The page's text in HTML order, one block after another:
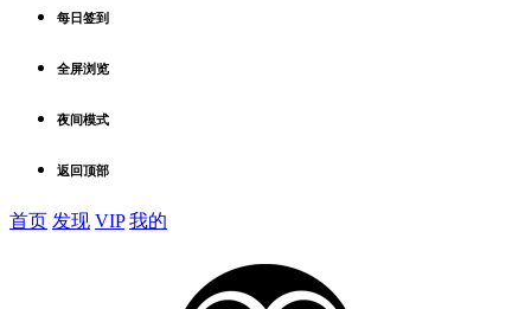
每日签到
全屏浏览
夜间模式
返回顶部
首页 发现 VIP 我的